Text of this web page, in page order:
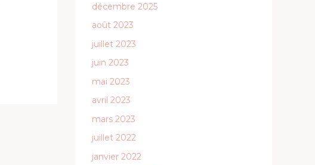
décembre 2025
août 2023
juillet 2023
juin 2023
mai 2023
avril 2023
mars 2023
juillet 2022
janvier 2022